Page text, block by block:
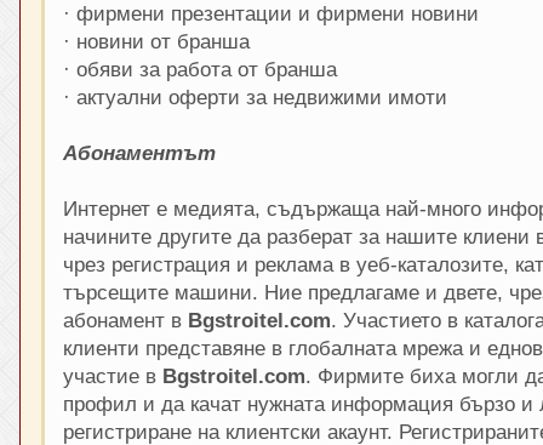
· фирмени презентации и фирмени новини
· новини от бранша
· обяви за работа от бранша
· актуални оферти за недвижими имоти
Абонаментът
Интернет е медията, съдържаща най-много
начините другите да разберат за нашите клиени
чрез регистрация и реклама в уеб-каталозите,
търсещите машини. Ние предлагаме и двете,
абонамент в Bgstroitel.com. Участието в
клиенти представяне в глобалната мрежа и
участие в Bgstroitel.com. Фирмите биха могли
профил и да качат нужната информация бързо и
регистриране на клиентски акаунт.